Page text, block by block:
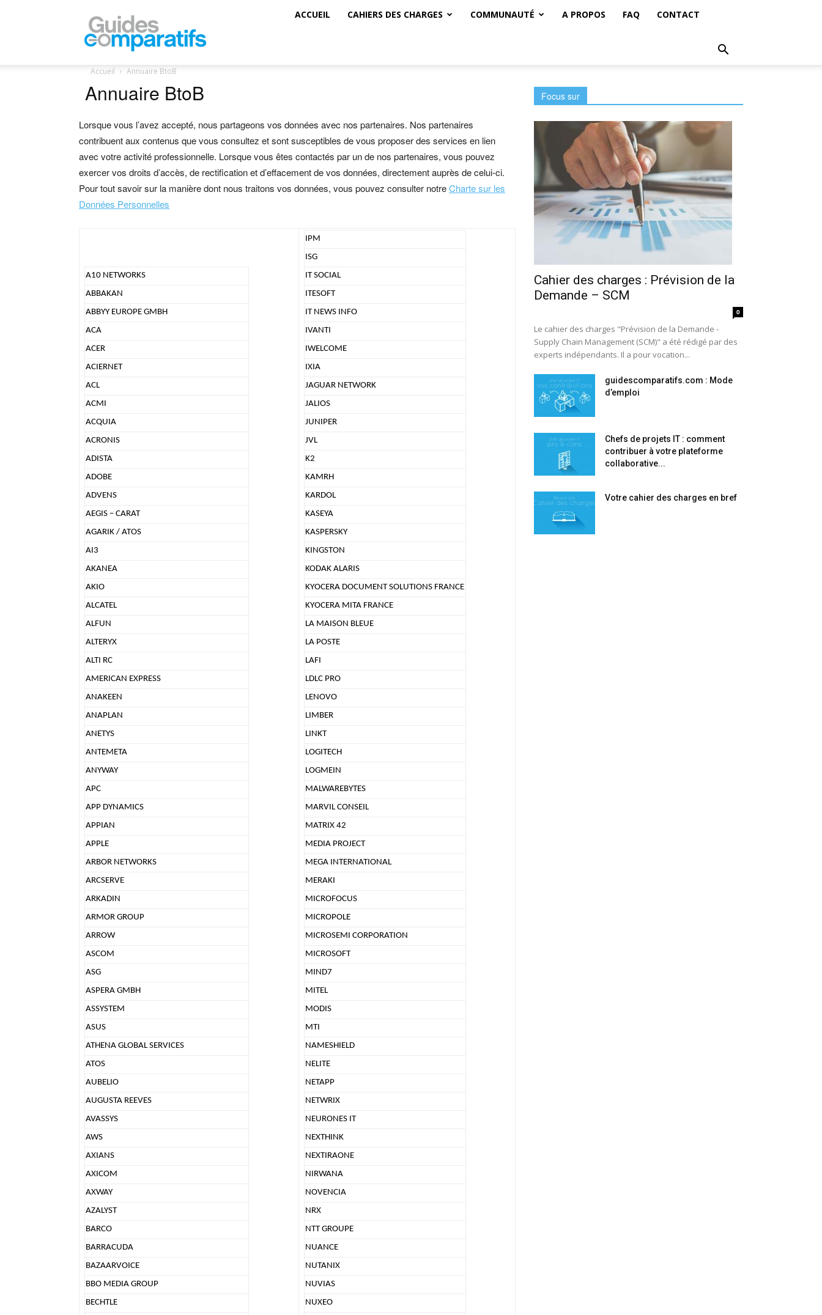
ACCUEIL CAHIERS DES CHARGES COMMUNAUTÉ A PROPOS FAQ CONTACT
Accueil Annuaire BtoB
Annuaire BtoB
Lorsque vous l’avez accepté, nous partageons vos données avec nos partenaires. Nos partenaires
contribuent aux contenus que vous consultez et sont susceptibles de vous proposer des services en lien
avec votre activité professionnelle. Lorsque vous êtes contactés par un de nos partenaires, vous pouvez
exercer vos droits d’accès, de rectification et d’effacement de vos données, directement auprès de celui-ci.
Pour tout savoir sur la manière dont nous traitons vos données, vous pouvez consulter notreCharte sur les
Données Personnelles
A10 NETWORKS
ABBAKAN
ABBYY EUROPE GMBH
ACA
ACER
ACIERNET
ACL
ACMI
ACQUIA
ACRONIS
ADISTA
ADOBE
ADVENS
AEGIS – CARAT
AGARIK / ATOS
AI3
AKANEA
AKIO
ALCATEL
ALFUN
ALTERYX
ALTI RC
AMERICAN EXPRESS
ANAKEEN
ANAPLAN
ANETYS
ANTEMETA
ANYWAY
APC
APP DYNAMICS
APPIAN
APPLE
ARBOR NETWORKS
ARCSERVE
ARKADIN
ARMOR GROUP
ARROW
ASCOM
ASG
ASPERA GMBH
ASSYSTEM
ASUS
ATHENA GLOBAL SERVICES
ATOS
AUBELIO
AUGUSTA REEVES
AVASSYS
AWS
AXIANS
AXICOM
AXWAY
AZALYST
BARCO
BARRACUDA
BAZAARVOICE
BBO MEDIA GROUP
BECHTLE
IPM
ISG
IT SOCIAL
ITESOFT
IT NEWS INFO
IVANTI
IWELCOME
IXIA
JAGUAR NETWORK
JALIOS
JUNIPER
JVL
K2
KAMRH
KARDOL
KASEYA
KASPERSKY
KINGSTON
KODAK ALARIS
KYOCERA DOCUMENT SOLUTIONS FRANCE
KYOCERA MITA FRANCE
LA MAISON BLEUE
LA POSTE
LAFI
LDLC PRO
LENOVO
LIMBER
LINKT
LOGITECH
LOGMEIN
MALWAREBYTES
MARVIL CONSEIL
MATRIX 42
MEDIA PROJECT
MEGA INTERNATIONAL
MERAKI
MICROFOCUS
MICROPOLE
MICROSEMI CORPORATION
MICROSOFT
MIND7
MITEL
MODIS
MTI
NAMESHIELD
NELITE
NETAPP
NETWRIX
NEURONES IT
NEXTHINK
NEXTIRAONE
NIRWANA
NOVENCIA
NRX
NTT GROUPE
NUANCE
NUTANIX
NUVIAS
NUXEO
Focus sur
Cahier des charges : Prévision de la
Demande – SCM
0
Le cahier des charges "Prévision de la Demande -
Supply Chain Management (SCM)" a été rédigé par des
experts indépendants. Il a pour vocation...
guidescomparatifs.com : Mode
d’emploi
Chefs de projets IT : comment
contribuer à votre plateforme
collaborative...
Votre cahier des charges en bref